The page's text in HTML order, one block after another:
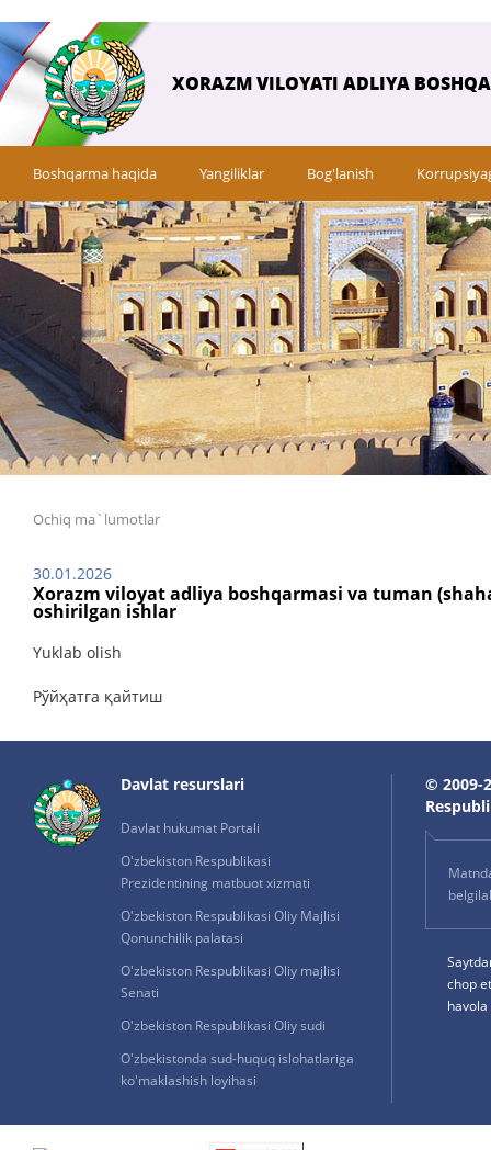
XORAZM VILOYATI ADLIYA
Boshqarma haqida Yangiliklar Bog'lanish
Ochiq ma`lumotlar
30.01.2026
Xorazm viloyat adliya boshqarmasi va tuman
oshirilgan ishlar
Yuklab olish
Рўйҳатга қайтиш
Davlat resurslari
Davlat hukumat Portali
O'zbekiston Respublikasi
Prezidentining matbuot xizmati
O'zbekiston Respublikasi Oliy Majlisi
Qonunchilik palatasi
O'zbekiston Respublikasi Oliy majlisi
Senati
O'zbekiston Respublikasi Oliy sudi
O'zbekistonda sud-huquq islohatlariga
ko'maklashish loyihasi
© 2009-
chop